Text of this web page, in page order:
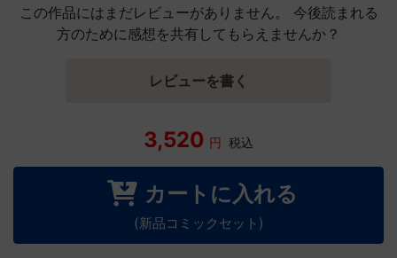
この作品にはまだレビューがありません。 今後読まれる
方のために感想を共有してもらえませんか？
レビューを書く
3,520 円 税込
カートに入れる
(新品コミックセット)